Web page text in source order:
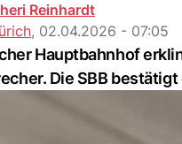
Reinhardt
, 02.04.2026 - 07:05
Hauptbahnhof
Die SBB bestätigt